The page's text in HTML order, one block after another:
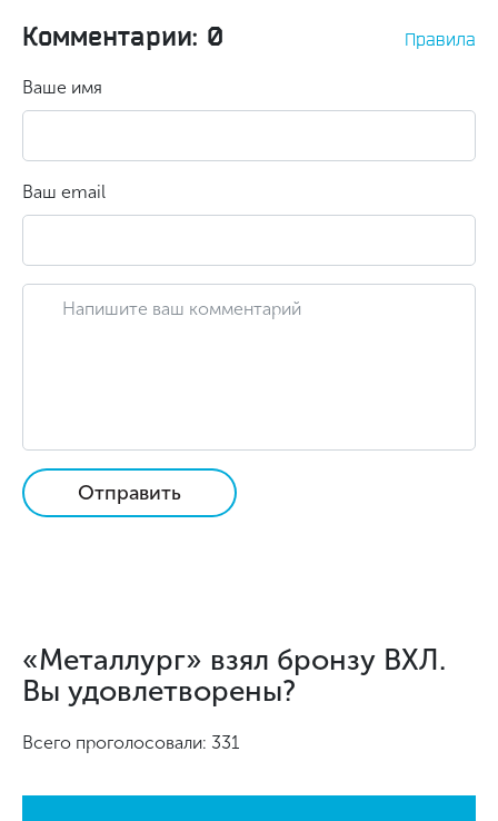
Комментарии: 0 Правила
Ваше имя
Ваш email
Отправить
«Металлург» взял бронзу ВХЛ.
Вы удовлетворены?
Всего проголосовали: 331